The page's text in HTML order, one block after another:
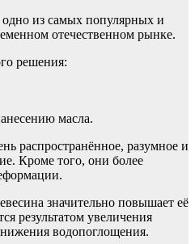
из самых популярных и
отечественном рынке.
решения:
масла.
распространённое, разумное и
Кроме того, они более
значительно повышает её
результатом увеличения
водопоглощения.